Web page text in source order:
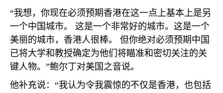
“我想，你现在必须预期香港在这一点上基本上是另
一个中国城市。 这是一个非常好的城市。这是一个
美丽的城市，香港人很棒。 但你绝对必须预期中国
已将大学和教授确定为他们将瞄准和密切关注的关
键人物。”鲍尔丁对美国之音说。
他补充说：“我认为令我震惊的不仅是香港，也包括